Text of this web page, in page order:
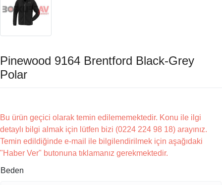
Pinewood 9164 Brentford Black-Grey
Polar
Bu ürün geçici olarak temin edilememektedir. Konu ile ilgi
detaylı bilgi almak için lütfen bizi (0224 224 98 18) arayınız.
Temin edildiğinde e-mail ile bilgilendirilmek için aşağıdaki
"Haber Ver" butonuna tıklamanız gerekmektedir.
Beden